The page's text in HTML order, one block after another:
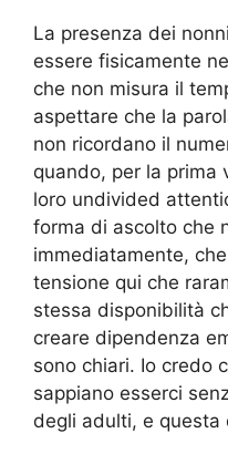
La presenza dei
essere fisicamente
che non misura il
aspettare che la
non ricordano il
quando, per la prima
loro undivided
forma di ascolto che
immediatamente,
tensione qui che
stessa disponibilità
creare dipendenza
sono chiari. Io credo
sappiano esserci
degli adulti, e questa